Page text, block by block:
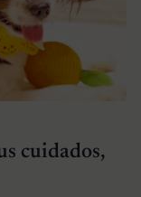
cuidados,